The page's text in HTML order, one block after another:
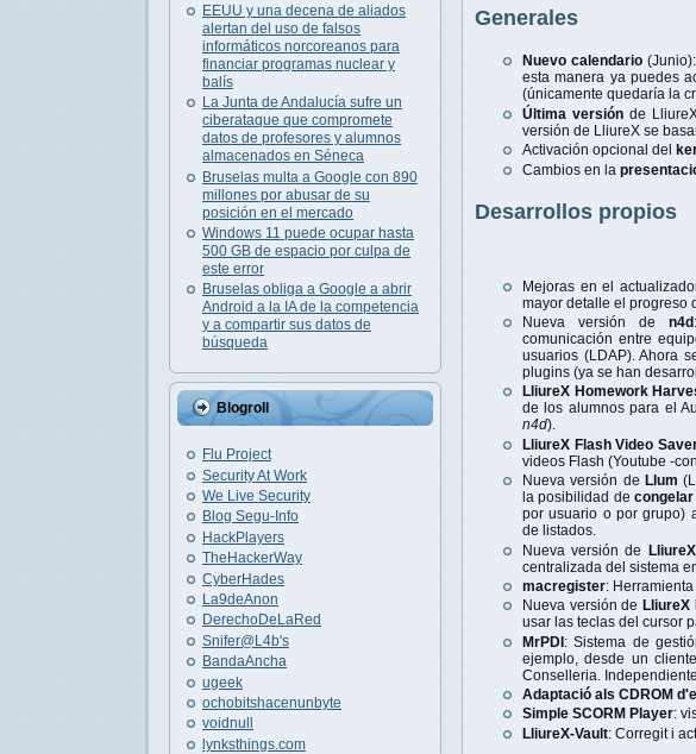
EEUU y una decena de aliados
alertan del uso de falsos
informáticos norcoreanos para
financiar programas nuclear y
balís
La Junta de Andalucía sufre un
ciberataque que compromete
datos de profesores y alumnos
almacenados en Séneca
Bruselas multa a Google con 890
millones por abusar de su
posición en el mercado
Windows 11 puede ocupar hasta
500 GB de espacio por culpa de
este error
Bruselas obliga a Google a abrir
Android a la IA de la competencia
y a compartir sus datos de
búsqueda
Blogroll
Flu Project
Security At Work
We Live Security
Blog Segu-Info
HackPlayers
TheHackerWay
CyberHades
La9deAnon
DerechoDeLaRed
Snifer@L4b's
BandaAncha
ugeek
ochobitshacenunbyte
voidnull
lynksthings.com
Generales
Nuevo calendario
esta manera ya puedes
(únicamente quedaría la
Última versión de
versión de LliureX se
Activación opcional del
Cambios en la
Desarrollos propios
Mejoras en el
mayor detalle el progreso
Nueva versión de n4d
comunicación entre
usuarios (LDAP). Ahora
plugins (ya se han
LliureX Homework
de los alumnos para el
n4d).
LliureX Flash Video
videos Flash (Youtube -
Nueva versión de Llum
la posibilidad de
por usuario o por grupo)
de listados.
Nueva versión de
centralizada del sistema
macregister:
Nueva versión de LliureX
usar las teclas del cursor
MrPDI: Sistema de
ejemplo, desde un
Conselleria.
Adaptació als CDROM
Simple SCORM Player:
LliureX-Vault: Corregit i